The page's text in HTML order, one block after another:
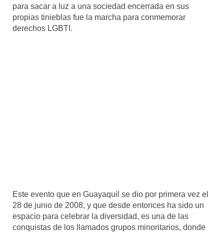
para sacar a luz a una sociedad encerrada en sus
propias tinieblas fue la marcha para conmemorar
derechos LGBTI.
Este evento que en Guayaquil se dio por primera vez el
28 de junio de 2008, y que desde entonces ha sido un
espacio para celebrar la diversidad, es una de las
conquistas de los llamados grupos minoritarios, donde